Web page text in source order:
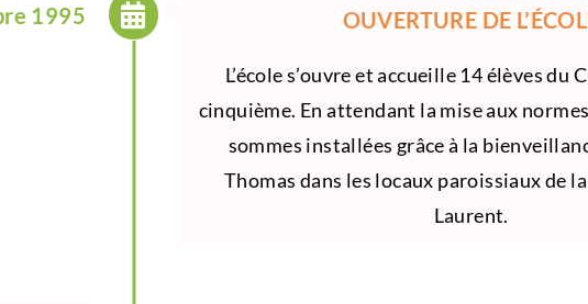
1995 OUVERTURE DE
L’école s’ouvre et accueille 14 élèves du
cinquième. En attendant la mise aux
sommes installées grâce à la
Thomas dans les locaux paroissiaux de
Laurent.